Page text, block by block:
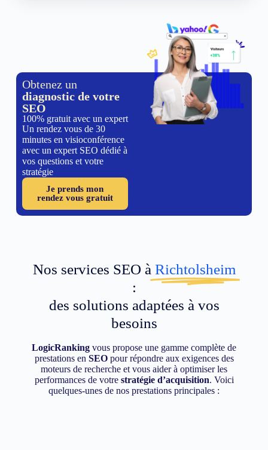
Obtenez un
diagnostic de votre
SEO
100% gratuit avec un expert
Un rendez vous de 30
minutes en visioconférence
avec un expert SEO dédié à
vos questions et votre
stratégie
Je prends mon
rendez vous gratuit
Nos services SEO à Richtolsheim
:
des solutions adaptées à vos
besoins
LogicRanking vous propose une gamme complète de
prestations en SEOpour répondre aux exigences des
moteurs de recherche et vous aider à optimiser les
performances de votre stratégie d’acquisition. Voici
quelques-unes de nos prestations principales :